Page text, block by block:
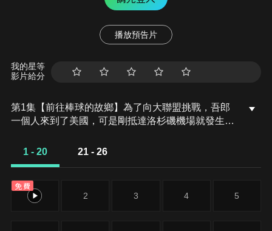
播放預告片
我的星等
影片給分
第1集【前往棒球的故鄉】為了向大聯盟挑戰，吾郎
一個人來到了美國，可是剛抵達洛杉磯機場就發生狀
測試的八木沼。
1 - 20 21 - 26
免費
1 2 3 4 5